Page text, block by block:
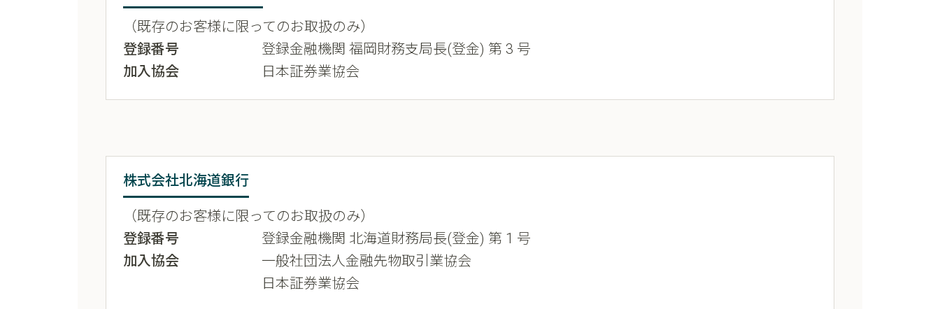
（既存のお客様に限ってのお取扱のみ）
登録番号
登録金融機関 福岡財務支局長(登金) 第 3 号
加入協会
日本証券業協会
株式会社北海道銀行
（既存のお客様に限ってのお取扱のみ）
登録番号
登録金融機関 北海道財務局長(登金) 第 1 号
加入協会
一般社団法人金融先物取引業協会
日本証券業協会